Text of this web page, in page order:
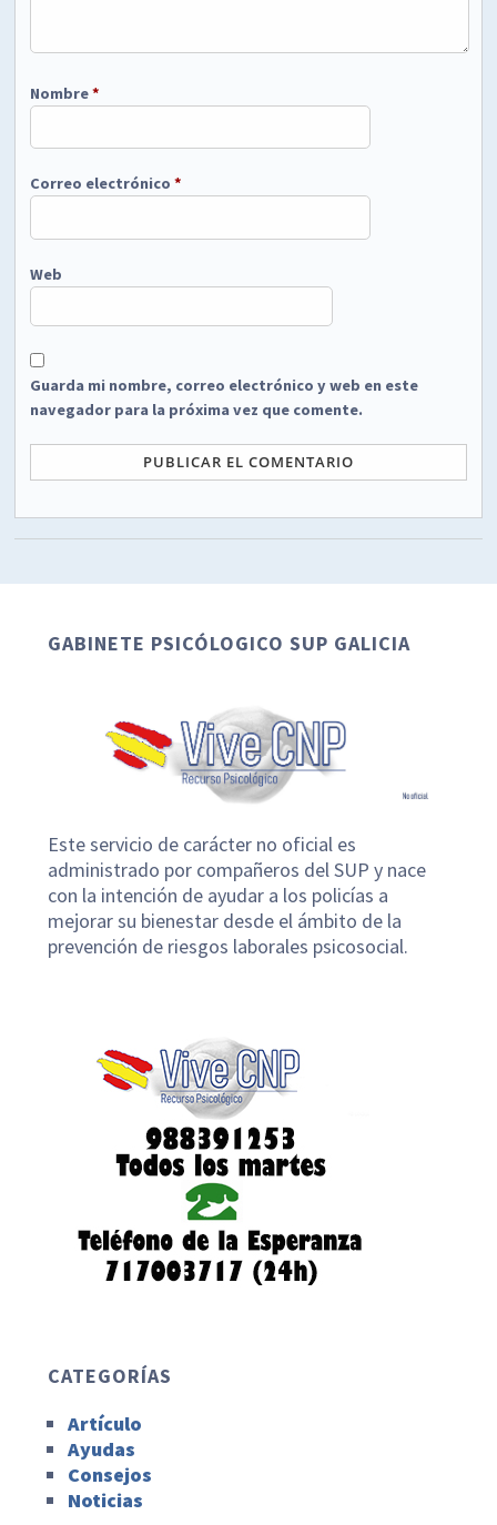
Nombre*
Correo electrónico*
Web
Guarda mi nombre, correo electrónico y web en este
navegador para la próxima vez que comente.
GABINETE PSICÓLOGICO SUP GALICIA
Este servicio de carácter no oficial es
administrado por compañeros del SUP y nace
con la intención de ayudar a los policías a
mejorar su bienestar desde el ámbito de la
prevención de riesgos laborales psicosocial.
CATEGORÍAS
Artículo
Ayudas
Consejos
Noticias